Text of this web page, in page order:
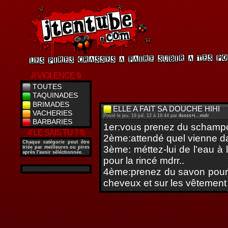
/// VIOLENCE \\\
TOUTES
TAQUINADES
BRIMADES
VACHERIES
BARBARIES
/// LE SAIS TU ? \\\
Chaque catégorie peut être
triée par meilleures ou pires
après l'avoir séléctionnée.
ELLE A FAIT SA DOUCHE HIHI
Posté le jeu. 19 juil. 12 à 19:44 par 4ssss+i...mdr
1er:vous prenez du
2ème:attendé quel vienne
3ème: méttez-lui de l'eau
pour la rincé mdrr..
4ème:prenez du savon
cheveux et sur les